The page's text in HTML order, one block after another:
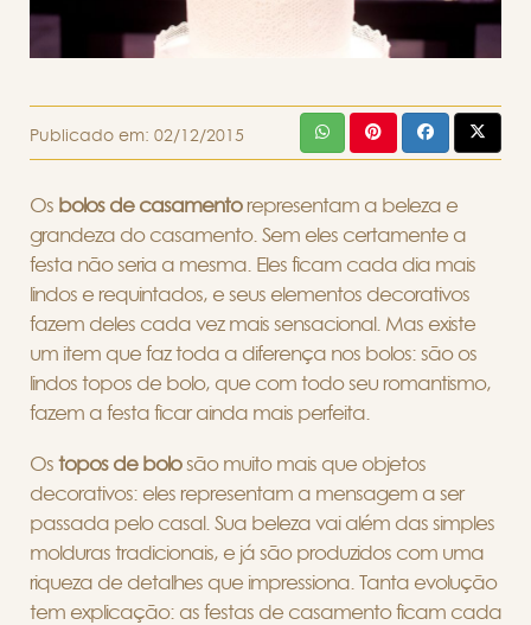
Publicado em: 02/12/2015
Os bolos de casamentorepresentam a beleza e
grandeza do casamento. Sem eles certamente a
festa não seria a mesma. Eles ficam cada dia mais
lindos e requintados, e seus elementos decorativos
fazem deles cada vez mais sensacional. Mas existe
um item que faz toda a diferença nos bolos: são os
lindos topos de bolo, que com todo seu romantismo,
fazem a festa ficar ainda mais perfeita.
Os topos de bolosão muito mais que objetos
decorativos: eles representam a mensagem a ser
passada pelo casal. Sua beleza vai além das simples
molduras tradicionais, e já são produzidos com uma
riqueza de detalhes que impressiona. Tanta evolução
tem explicação: as festas de casamento ficam cada